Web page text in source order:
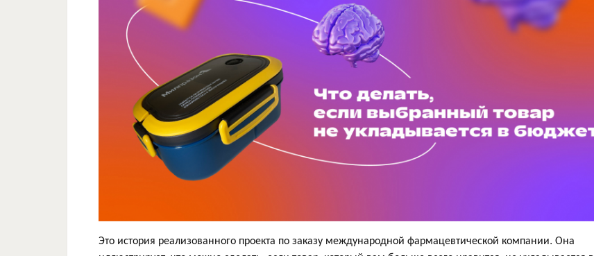
Это история реализованного проекта по заказу международной фармацевтической компании. Она